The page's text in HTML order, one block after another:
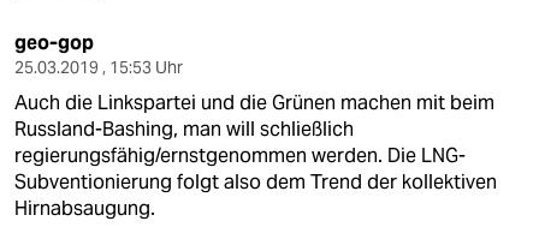
geo-gop
25.03.2019 , 15:53 Uhr
Auch die Linkspartei und die Grünen machen mit beim
Russland-Bashing, man will schließlich
regierungsfähig/ernstgenommen werden. Die LNG-
Subventionierung folgt also dem Trend der kollektiven
Hirnabsaugung.